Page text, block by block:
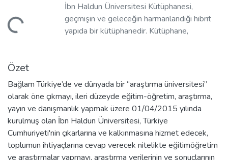
İbn Haldun Üniversitesi Kütüphanesi,
geçmişin ve geleceğin harmanlandığı hibrit
yapıda bir kütüphanedir. Kütüphane,
göre kurulmuştur.
Özet
Bağlam Türkiye’de ve dünyada bir “araştırma üniversitesi”
olarak öne çıkmayı, ileri düzeyde eğitim-öğretim, araştırma,
yayın ve danışmanlık yapmak üzere 01/04/2015 yılında
kurulmuş olan İbn Haldun Üniversitesi, Türkiye
Cumhuriyeti'nin çıkarlarına ve kalkınmasına hizmet edecek,
toplumun ihtiyaçlarına cevap verecek nitelikte eğitimöğretim
ve araştırmalar yapmayı, araştırma verilerinin ve sonuçlarının